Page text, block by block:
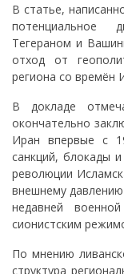
В статье,
потенциальное
Тегераном и
отход от
региона со времён
В докладе
окончательно
Иран впервые с
санкций, блокады
революции
внешнему
недавней
сионистским
По мнению
структура